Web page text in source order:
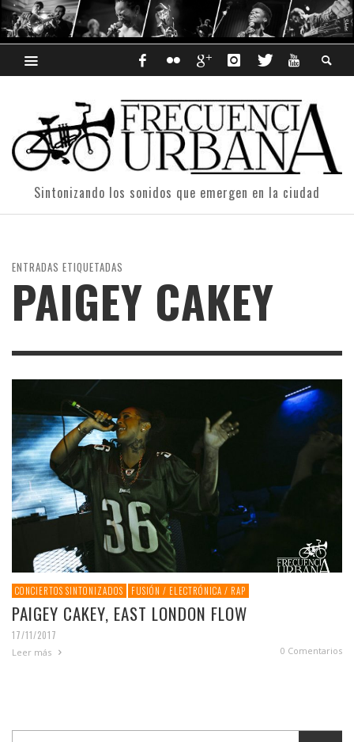
Sintonizando los sonidos que emergen en la ciudad
ENTRADAS ETIQUETADAS
PAIGEY CAKEY
CONCIERTOS SINTONIZADOS FUSIÓN / ELECTRÓNICA / RAP
PAIGEY CAKEY, EAST LONDON FLOW
17/11/2017
Leer más 0 Comentarios